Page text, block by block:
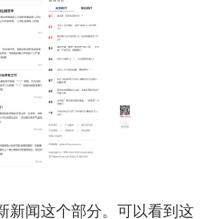
新闻这个部分。可以看到这